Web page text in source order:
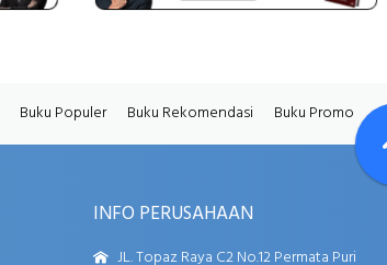
Buku Populer Buku Rekomendasi Buku Promo
INFO PERUSAHAAN
JL. Topaz Raya C2 No.12 Permata Puri